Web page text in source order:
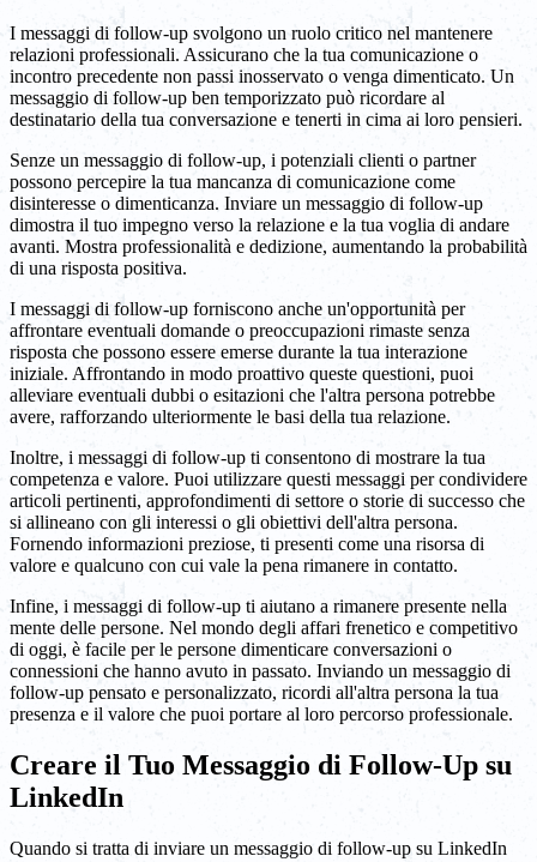
I messaggi di follow-up svolgono un ruolo critico nel mantenere
relazioni professionali. Assicurano che la tua comunicazione o
incontro precedente non passi inosservato o venga dimenticato. Un
messaggio di follow-up ben temporizzato può ricordare al
destinatario della tua conversazione e tenerti in cima ai loro pensieri.
Senze un messaggio di follow-up, i potenziali clienti o partner
possono percepire la tua mancanza di comunicazione come
disinteresse o dimenticanza. Inviare un messaggio di follow-up
dimostra il tuo impegno verso la relazione e la tua voglia di andare
avanti. Mostra professionalità e dedizione, aumentando la probabilità
di una risposta positiva.
I messaggi di follow-up forniscono anche un'opportunità per
affrontare eventuali domande o preoccupazioni rimaste senza
risposta che possono essere emerse durante la tua interazione
iniziale. Affrontando in modo proattivo queste questioni, puoi
alleviare eventuali dubbi o esitazioni che l'altra persona potrebbe
avere, rafforzando ulteriormente le basi della tua relazione.
Inoltre, i messaggi di follow-up ti consentono di mostrare la tua
competenza e valore. Puoi utilizzare questi messaggi per condividere
articoli pertinenti, approfondimenti di settore o storie di successo che
si allineano con gli interessi o gli obiettivi dell'altra persona.
Fornendo informazioni preziose, ti presenti come una risorsa di
valore e qualcuno con cui vale la pena rimanere in contatto.
Infine, i messaggi di follow-up ti aiutano a rimanere presente nella
mente delle persone. Nel mondo degli affari frenetico e competitivo
di oggi, è facile per le persone dimenticare conversazioni o
connessioni che hanno avuto in passato. Inviando un messaggio di
follow-up pensato e personalizzato, ricordi all'altra persona la tua
presenza e il valore che puoi portare al loro percorso professionale.
Creare il Tuo Messaggio di Follow-Up su
LinkedIn
Quando si tratta di inviare un messaggio di follow-up su LinkedIn